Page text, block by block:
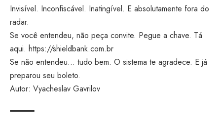
Invisível. Inconfiscável. Inatingível. E absolutamente fora do
radar.
Se você entendeu, não peça convite. Pegue a chave. Tá
aqui. https://shieldbank.com.br
Se não entendeu… tudo bem. O sistema te agradece. E já
preparou seu boleto.
Autor: Vyacheslav Gavrilov